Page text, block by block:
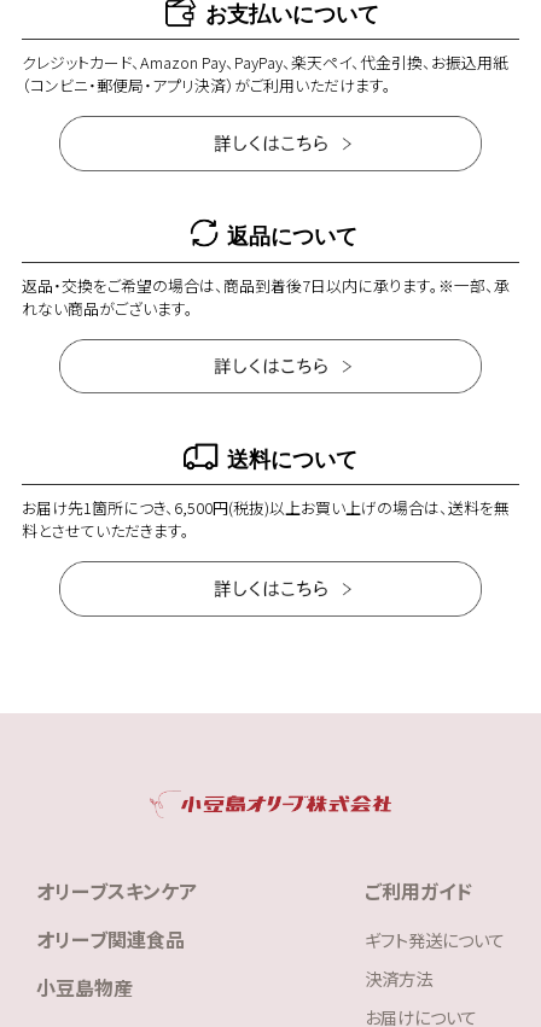
お支払いについて
クレジットカード、Amazon Pay、PayPay、楽天ペイ、代金引換、お振込用紙
（コンビニ・郵便局・アプリ決済）がご利用いただけます。
返品について
返品・交換をご希望の場合は、商品到着後7日以内に承ります。※一部、承
れない商品がございます。
送料について
お届け先1箇所につき、6,500円(税抜)以上お買い上げの場合は、送料を無
料とさせていただきます。
オリーブスキンケア
オリーブ関連食品
小豆島物産
ご利用ガイド
ギフト発送について
決済方法
お届けについて